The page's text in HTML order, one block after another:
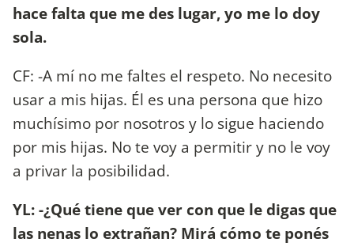
hace falta que me des lugar, yo me lo doy
sola.
CF: -A mí no me faltes el respeto. No necesito
usar a mis hijas. Él es una persona que hizo
muchísimo por nosotros y lo sigue haciendo
por mis hijas. No te voy a permitir y no le voy
a privar la posibilidad.
YL: -¿Qué tiene que ver con que le digas que
las nenas lo extrañan? Mirá cómo te ponés